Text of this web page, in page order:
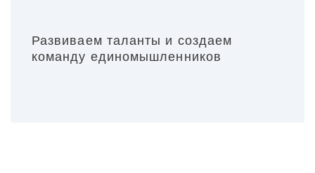
Развиваем таланты и создаем
команду единомышленников